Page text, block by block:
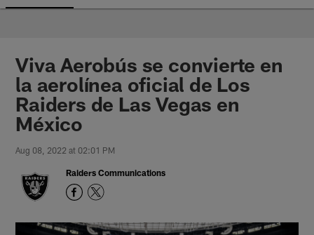
Viva Aerobús se convierte en
la aerolínea oficial de Los
Raiders de Las Vegas en
México
Aug 08, 2022 at 02:01 PM
Raiders Communications